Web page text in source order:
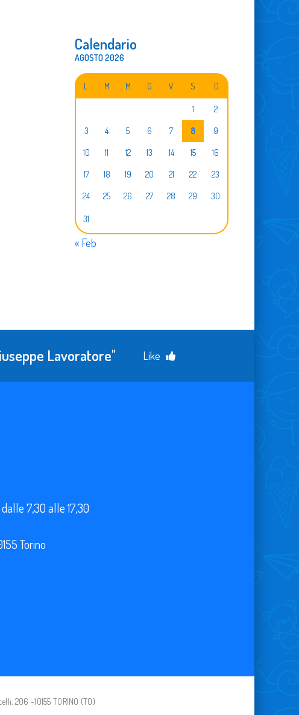
Calendario
AGOSTO 2026
L M M G V S D
1 2
3 4 5 6 7 8 9
10 11 12 13 14 15 16
17 18 19 20 21 22 23
24 25 26 27 28 29 30
31
« Feb
Lavoratore" Like
7,30 alle 17,30
Torino
206 -10155 TORINO (TO)